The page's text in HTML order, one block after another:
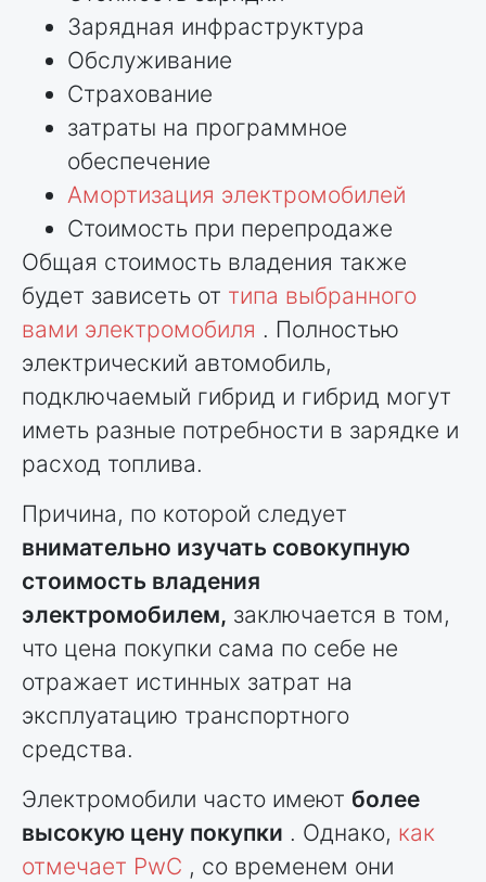
Зарядная инфраструктура
Обслуживание
Страхование
затраты на программное
обеспечение
Амортизация электромобилей
Стоимость при перепродаже
Общая стоимость владения также
будет зависеть от типа выбранного
вами электромобиля . Полностью
электрический автомобиль,
подключаемый гибрид и гибрид могут
иметь разные потребности в зарядке и
расход топлива.
Причина, по которой следует
внимательно изучать совокупную
стоимость владения
электромобилем, заключается в том,
что цена покупки сама по себе не
отражает истинных затрат на
эксплуатацию транспортного
средства.
Электромобили часто имеют более
высокую цену покупки . Однако, как
отмечает PwC , со временем они